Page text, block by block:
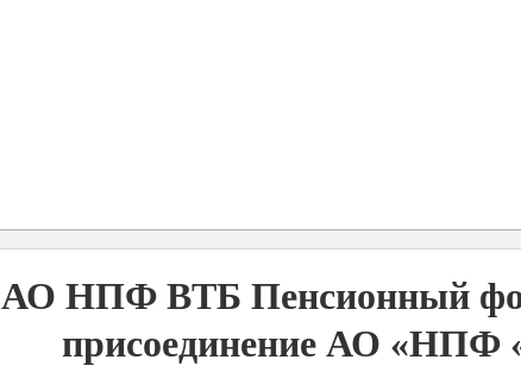
АО НПФ ВТБ Пенсионный
присоединение АО «НПФ